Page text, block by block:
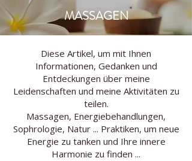
MASSAGEN
Diese Artikel, um mit Ihnen
Informationen, Gedanken und
Entdeckungen über meine
Leidenschaften und meine Aktivitäten zu
teilen.
Massagen, Energiebehandlungen,
Sophrologie, Natur ... Praktiken, um neue
Energie zu tanken und Ihre innere
Harmonie zu finden ...